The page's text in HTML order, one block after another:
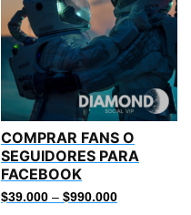
COMPRAR FANS O
SEGUIDORES PARA
FACEBOOK
$39.000 – $990.000